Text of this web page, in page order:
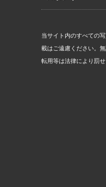
当サイト内のすべての
載はご遠慮ください。無
転用等は法律により罰せ